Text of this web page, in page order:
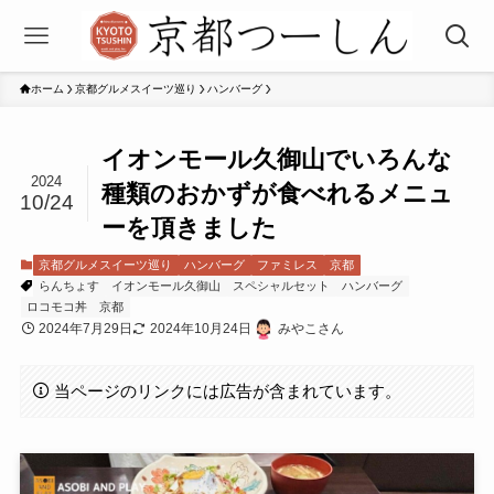
ホーム 京都グルメスイーツ巡り ハンバーグ
イオンモール久御山でいろんな
種類のおかずが食べれるメニュ
ーを頂きました
2024
10/24
京都グルメスイーツ巡り ハンバーグ ファミレス
京都
らんちょす
イオンモール久御山 スペシャルセット
ハンバーグ
ロコモコ丼
京都
2024年7月29日 2024年10月24日 みやこさん
当ページのリンクには広告が含まれています。